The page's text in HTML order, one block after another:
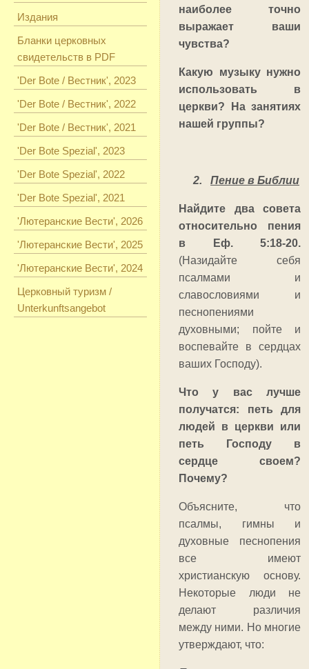
Издания
Бланки церковных
свидетельств в PDF
'Der Bote / Вестник', 2023
'Der Bote / Вестник', 2022
'Der Bote / Вестник', 2021
'Der Bote Spezial', 2023
'Der Bote Spezial', 2022
'Der Bote Spezial', 2021
'Лютеранские Вести', 2026
'Лютеранские Вести', 2025
'Лютеранские Вести', 2024
Церковный туризм /
Unterkunftsangebot
наиболее точно
выражает ваши
чувства?
Какую музыку нужно
использовать в
церкви? На занятиях
нашей группы?
2. Пение в Библии
Найдите два совета
относительно пения
в Еф. 5:18-20.
(Назидайте себя
псалмами и
славословиями и
песнопениями
духовными; пойте и
воспевайте в сердцах
ваших Господу).
Что у вас лучше
получатся: петь для
людей в церкви или
петь Господу в
сердце своем?
Почему?
Объясните, что
псалмы, гимны и
духовные песнопения
все имеют
христианскую основу.
Некоторые люди не
делают различия
между ними. Но многие
утверждают, что: